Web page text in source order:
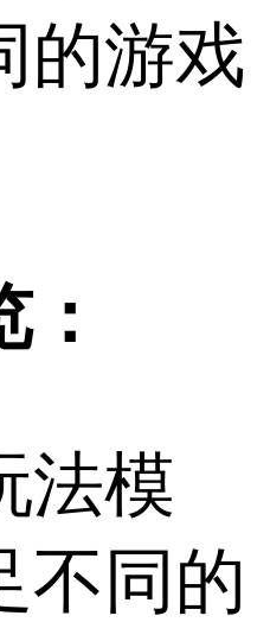
的游戏
法模
不同的